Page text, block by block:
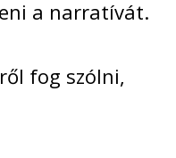
a narratívát.
fog szólni,